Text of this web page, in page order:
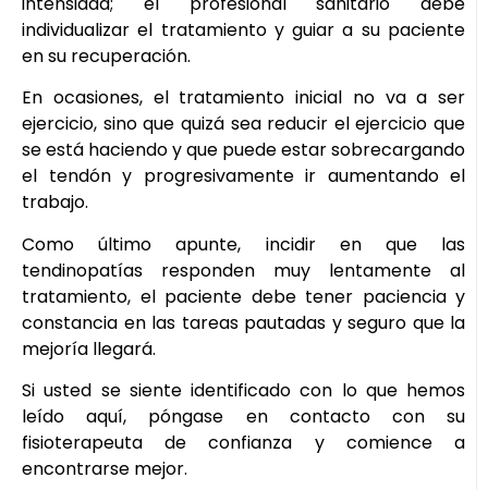
individualizar el tratamiento y guiar a su paciente
en su recuperación.
En ocasiones, el tratamiento inicial no va a ser
ejercicio, sino que quizá sea reducir el ejercicio que
se está haciendo y que puede estar sobrecargando
el tendón y progresivamente ir aumentando el
trabajo.
Como último apunte, incidir en que las
tendinopatías responden muy lentamente al
tratamiento, el paciente debe tener paciencia y
constancia en las tareas pautadas y seguro que la
mejoría llegará.
Si usted se siente identificado con lo que hemos
leído aquí, póngase en contacto con su
fisioterapeuta de confianza y comience a
encontrarse mejor.